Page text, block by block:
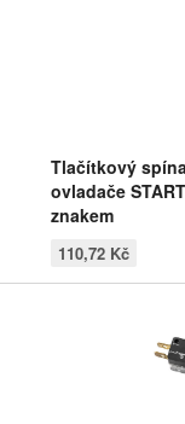
Tlačítkový
ovladače
znakem
110,72 Kč